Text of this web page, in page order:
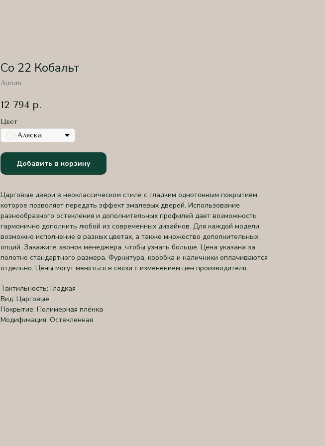
Co 22 Кобальт
Aurum
12 794 р.
Цвет
Аляска
Добавить в корзину
Царговые двери в неоклассическом стиле с гладким однотонным покрытием,
которое позволяет передать эффект эмалевых дверей. Использование
разнообразного остекления и дополнительных профилей дает возможность
гармонично дополнить любой из современных дизайнов. Для каждой модели
возможно исполнение в разных цветах, а также множество дополнительных
опций. Закажите звонок менеджера, чтобы узнать больше. Цена указана за
полотно стандартного размера. Фурнитура, коробка и наличники оплачиваются
отдельно. Цены могут меняться в связи с изменением цен производителя.
Тактильность: Гладкая
Вид: Царговые
Покрытие: Полимерная плёнка
Модификация: Остекленная